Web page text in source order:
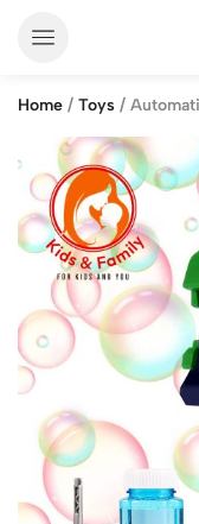
Home / Toys /